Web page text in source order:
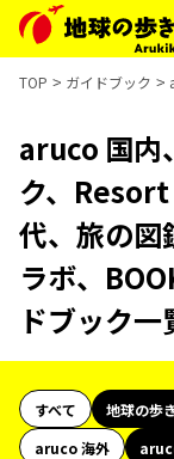
TOP ガイドブック
aruco 国内
ク、
代、旅の図
ラボ、
ドブック一
すべて 地球の歩
aruco 海外